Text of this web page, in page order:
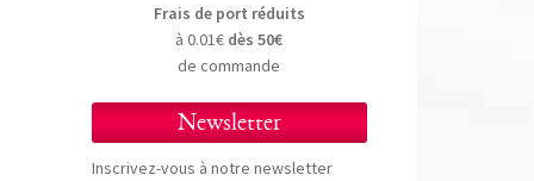
Frais de port réduits
à 0.01€ dès 50€
de commande
Newsletter
Inscrivez-vous à notre newsletter